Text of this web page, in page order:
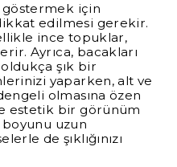
göstermek için
edilmesi gerekir.
ince topuklar,
Ayrıca, bacakları
şık bir
yaparken, alt ve
olmasına özen
estetik bir görünüm
uzun
de şıklığınızı